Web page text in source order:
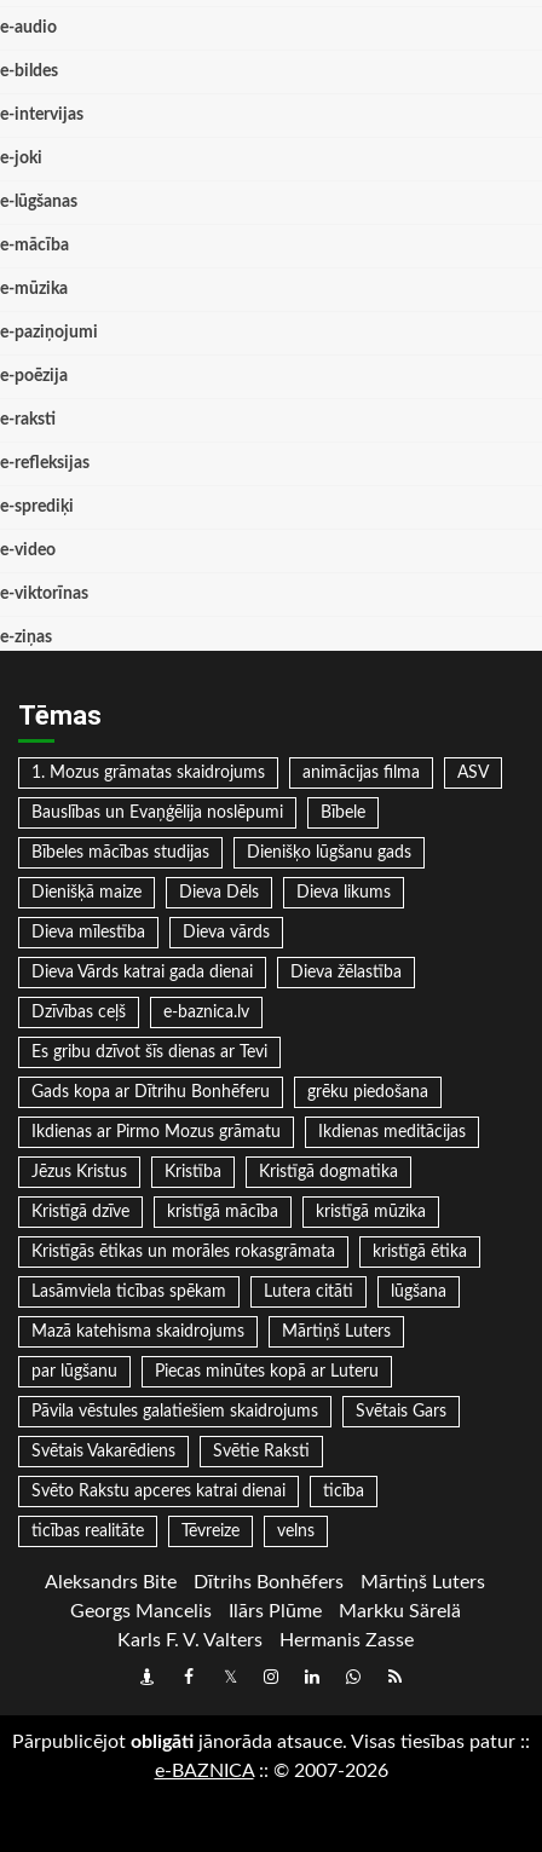
e-audio
e-bildes
e-intervijas
e-joki
e-lūgšanas
e-mācība
e-mūzika
e-paziņojumi
e-poēzija
e-raksti
e-refleksijas
e-sprediķi
e-video
e-viktorīnas
e-ziņas
Tēmas
1. Mozus grāmatas skaidrojums animācijas filma ASV
Bauslības un Evaņģēlija noslēpumi Bībele
Bībeles mācības studijas Dienišķo lūgšanu gads
Dienišķā maize Dieva Dēls Dieva likums
Dieva mīlestība Dieva vārds
Dieva Vārds katrai gada dienai Dieva žēlastība
Dzīvības ceļš e-baznica.lv
Es gribu dzīvot šīs dienas ar Tevi
Gads kopa ar Dītrihu Bonhēferu grēku piedošana
Ikdienas ar Pirmo Mozus grāmatu Ikdienas meditācijas
Jēzus Kristus Kristība Kristīgā dogmatika
Kristīgā dzīve kristīgā mācība kristīgā mūzika
Kristīgās ētikas un morāles rokasgrāmata kristīgā ētika
Lasāmviela ticības spēkam Lutera citāti lūgšana
Mazā katehisma skaidrojums Mārtiņš Luters
par lūgšanu Piecas minūtes kopā ar Luteru
Pāvila vēstules galatiešiem skaidrojums Svētais Gars
Svētais Vakarēdiens Svētie Raksti
Svēto Rakstu apceres katrai dienai ticība
ticības realitāte Tēvreize velns
Aleksandrs Bite Dītrihs Bonhēfers
Mārtiņš Luters
Georgs Mancelis
Ilārs Plūme
Markku Särelä
Karls F. V. Valters
Hermanis Zasse
DraugiemFacebook
TwitterInstagram
LinkedInwhatsapp
RSS
Pārpublicējot obligāti jānorāda atsauce. Visas tiesības patur ::
e-BAZNICA:: © 2007-2026